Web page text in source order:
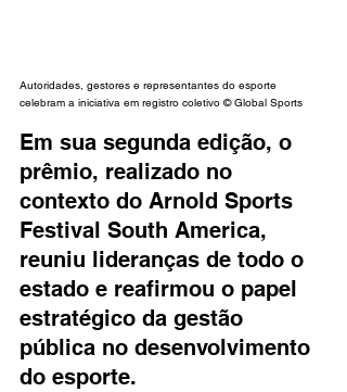
Autoridades, gestores e representantes do esporte
celebram a iniciativa em registro coletivo © Global Sports
Em sua segunda edição, o
prêmio, realizado no
contexto do Arnold Sports
Festival South America,
reuniu lideranças de todo o
estado e reafirmou o papel
estratégico da gestão
pública no desenvolvimento
do esporte.